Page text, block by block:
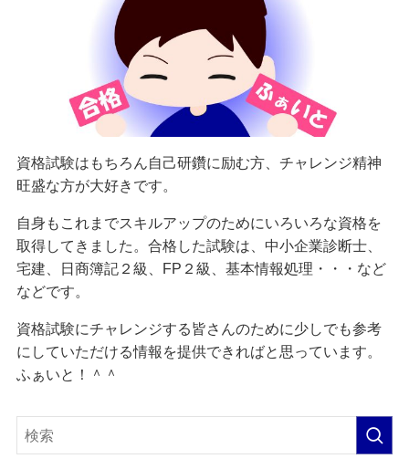
資格試験はもちろん自己研鑽に励む方、チャレンジ精神
旺盛な方が大好きです。
自身もこれまでスキルアップのためにいろいろな資格を
取得してきました。合格した試験は、中小企業診断士、
宅建、日商簿記２級、FP２級、基本情報処理・・・など
などです。
資格試験にチャレンジする皆さんのために少しでも参考
にしていただける情報を提供できればと思っています。
ふぁいと！＾＾